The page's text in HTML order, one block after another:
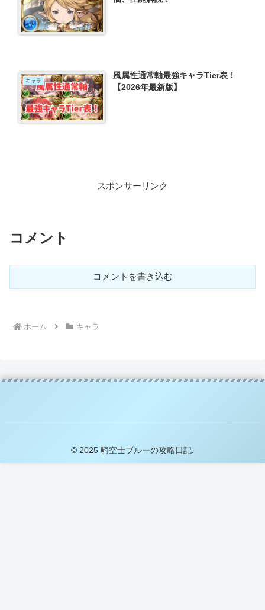
キャラ
風属性通常軸最強キャラTier表！
【2026年最新版】
スポンサーリンク
コメント
コメントを書き込む
ホーム キャラ
© 2025 騎空士ブルーの攻略日記.